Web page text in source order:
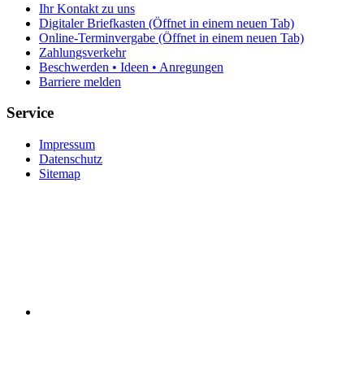
Ihr Kontakt zu uns
Digitaler Briefkasten (Öffnet in einem neuen Tab)
Online-Terminvergabe (Öffnet in einem neuen Tab)
Zahlungsverkehr
Beschwerden • Ideen • Anregungen
Barriere melden
Service
Impressum
Datenschutz
Sitemap